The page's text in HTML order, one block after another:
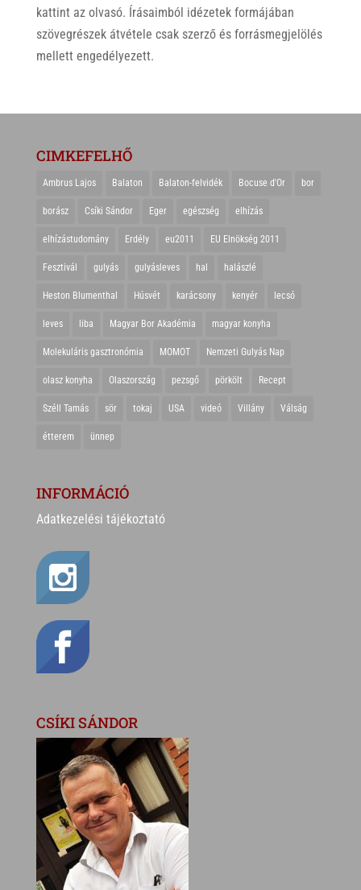
kattint az olvasó. Írásaimból idézetek formájában
szövegrészek átvétele csak szerző és forrásmegjelölés
mellett engedélyezett.
CIMKEFELHŐ
Ambrus Lajos Balaton Balaton-felvidék Bocuse d'Or bor
borász Csíki Sándor Eger egészség elhízás
elhízástudomány Erdély eu2011 EU Elnökség 2011
Fesztivál gulyás gulyásleves hal halászlé
Heston Blumenthal Húsvét karácsony kenyér lecsó
leves liba Magyar Bor Akadémia magyar konyha
Molekuláris gasztronómia MOMOT Nemzeti Gulyás Nap
olasz konyha Olaszország pezsgő pörkölt Recept
Széll Tamás sör tokaj USA videó Villány Válság
étterem ünnep
INFORMÁCIÓ
Adatkezelési tájékoztató
CSÍKI SÁNDOR